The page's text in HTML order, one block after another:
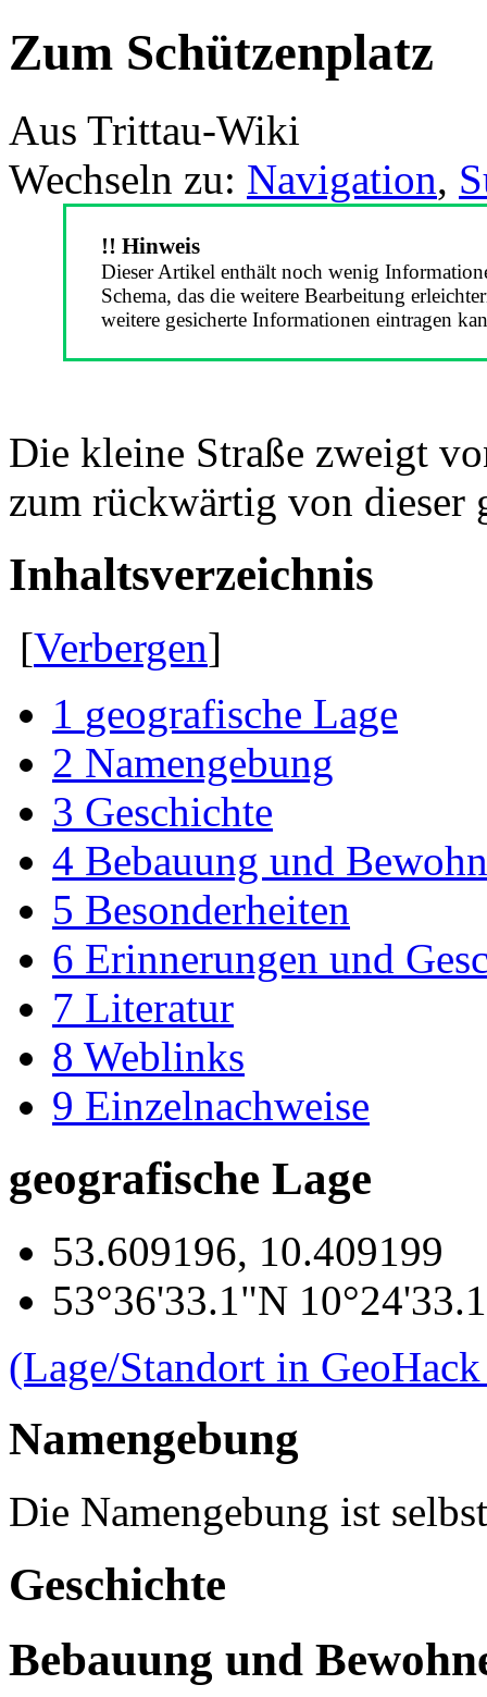
Zum Schützenplatz
Aus Trittau-Wiki
Wechseln zu: Navigation,
!! Hinweis
Dieser Artikel enthält noch wenig
Schema, das die weitere Bearbeitung
weitere gesicherte Informationen eintragen
Die kleine Straße zweigt
zum rückwärtig von dieser
Inhaltsverzeichnis
[Verbergen]
1 geografische Lage
2 Namengebung
3 Geschichte
4 Bebauung und
5 Besonderheiten
6 Erinnerungen und
7 Literatur
8 Weblinks
9 Einzelnachweise
geografische Lage
53.609196, 10.409199
53°36'33.1"N
(Lage/Standort in
Namengebung
Die Namengebung ist
Geschichte
Bebauung und